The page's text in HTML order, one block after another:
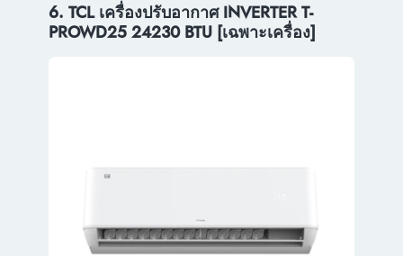
6. TCL เครื่องปรับอากาศ INVERTER T-
PROWD25 24230 BTU [เฉพาะเครื่อง]